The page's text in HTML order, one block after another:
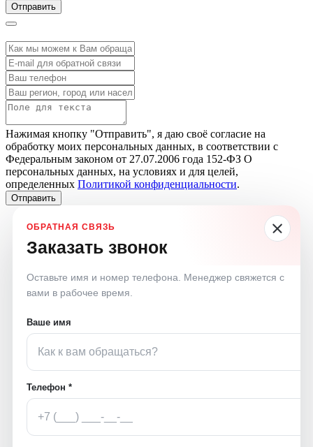
Отправить
Нажимая кнопку "Отправить", я даю своё согласие на
обработку моих персональных данных, в соответствии с
Федеральным законом от 27.07.2006 года 152-ФЗ О
персональных данных, на условиях и для целей,
определенных Политикой конфиденциальности.
Отправить
Заказать звонок
Оставьте имя и номер телефона. Менеджер свяжется с
вами в рабочее время.
Ваше имя
Телефон *